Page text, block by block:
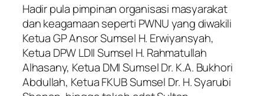
Hadir pula pimpinan organisasi masyarakat
dan keagamaan seperti PWNU yang diwakili
Ketua GP Ansor Sumsel H. Erwiyansyah,
Ketua DPW LDII Sumsel H. Rahmatullah
Alhasany, Ketua DMI Sumsel Dr. K.A. Bukhori
Abdullah, Ketua FKUB Sumsel Dr. H. Syarubi